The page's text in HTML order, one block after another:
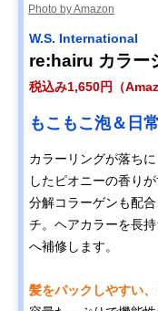
Photo by Amazon
W.S. International
re:hairu カラー
税込み1,650円（
もこもこ泡＆日
カラーリングが落ち
したピオニーの香り
分解コラーゲンも配
チ。ヘアカラーを長
へ補修します。
髪をパックしやすい